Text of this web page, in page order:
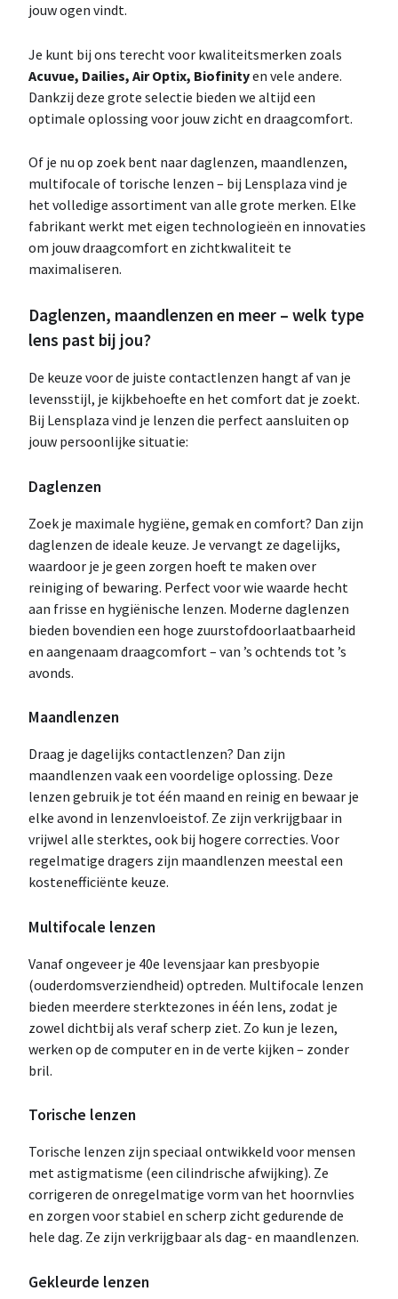
jouw ogen vindt.
Je kunt bij ons terecht voor kwaliteitsmerken zoals
Acuvue, Dailies, Air Optix, Biofinityen vele andere.
Dankzij deze grote selectie bieden we altijd een
optimale oplossing voor jouw zicht en draagcomfort.
Of je nu op zoek bent naar daglenzen, maandlenzen,
multifocale of torische lenzen – bij Lensplaza vind je
het volledige assortiment van alle grote merken. Elke
fabrikant werkt met eigen technologieën en innovaties
om jouw draagcomfort en zichtkwaliteit te
maximaliseren.
Daglenzen, maandlenzen en meer – welk type
lens past bij jou?
De keuze voor de juiste contactlenzen hangt af van je
levensstijl, je kijkbehoefte en het comfort dat je zoekt.
Bij Lensplaza vind je lenzen die perfect aansluiten op
jouw persoonlijke situatie:
Daglenzen
Zoek je maximale hygiëne, gemak en comfort? Dan zijn
daglenzen de ideale keuze. Je vervangt ze dagelijks,
waardoor je je geen zorgen hoeft te maken over
reiniging of bewaring. Perfect voor wie waarde hecht
aan frisse en hygiënische lenzen. Moderne daglenzen
bieden bovendien een hoge zuurstofdoorlaatbaarheid
en aangenaam draagcomfort – van ’s ochtends tot ’s
avonds.
Maandlenzen
Draag je dagelijks contactlenzen? Dan zijn
maandlenzen vaak een voordelige oplossing. Deze
lenzen gebruik je tot één maand en reinig en bewaar je
elke avond in lenzenvloeistof. Ze zijn verkrijgbaar in
vrijwel alle sterktes, ook bij hogere correcties. Voor
regelmatige dragers zijn maandlenzen meestal een
kostenefficiënte keuze.
Multifocale lenzen
Vanaf ongeveer je 40e levensjaar kan presbyopie
(ouderdomsverziendheid) optreden. Multifocale lenzen
bieden meerdere sterktezones in één lens, zodat je
zowel dichtbij als veraf scherp ziet. Zo kun je lezen,
werken op de computer en in de verte kijken – zonder
bril.
Torische lenzen
Torische lenzen zijn speciaal ontwikkeld voor mensen
met astigmatisme (een cilindrische afwijking). Ze
corrigeren de onregelmatige vorm van het hoornvlies
en zorgen voor stabiel en scherp zicht gedurende de
hele dag. Ze zijn verkrijgbaar als dag- en maandlenzen.
Gekleurde lenzen